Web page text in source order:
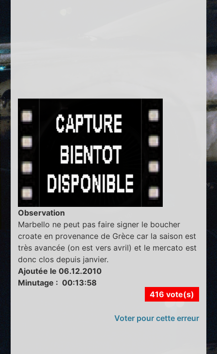
Observation
Marbello ne peut pas faire signer le boucher
croate en provenance de Grèce car la saison est
très avancée (on est vers avril) et le mercato est
donc clos depuis janvier.
Ajoutée le 06.12.2010
Minutage : 00:13:58
416 vote(s)
Voter pour cette erreur